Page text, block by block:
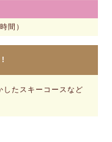
間）
!
したスキーコースなど